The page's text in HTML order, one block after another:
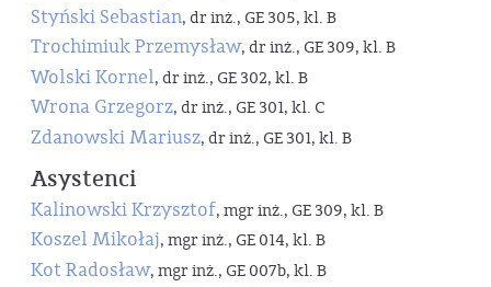
Styński Sebastian, dr inż., GE 305, kl. B
Trochimiuk Przemysław, dr inż., GE 309, kl. B
Wolski Kornel, dr inż., GE 302, kl. B
Wrona Grzegorz, dr inż., GE 301, kl. C
Zdanowski Mariusz, dr inż., GE 301, kl. B
Asystenci
Kalinowski Krzysztof, mgr inż., GE 309, kl. B
Koszel Mikołaj, mgr inż., GE 014, kl. B
Kot Radosław, mgr inż., GE 007b, kl. B